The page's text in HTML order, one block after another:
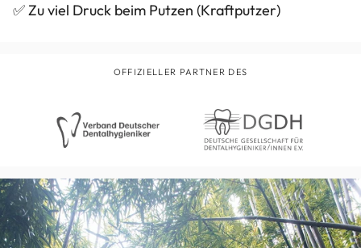
✅ Zu viel Druck beim Putzen (Kraftputzer)
OFFIZIELLER PARTNER DES